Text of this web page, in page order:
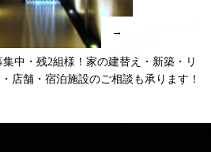
→
集中・残2組様！家の建替え・新築・リ
店舗・宿泊施設のご相談も承ります！